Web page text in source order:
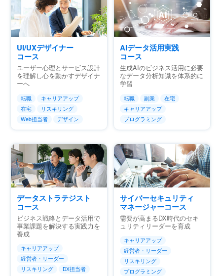
UI/UXデザイナー
コース
ユーザー心理とサービス設計
を理解し心を動かすデザイナ
ーへ
転職
キャリアアップ
在宅
リスキリング
Web担当者
デザイン
AIデータ活用実践
コース
生成AIのビジネス活用に必要
なデータ分析知識を体系的に
学習
転職 副業
在宅
キャリアアップ
プログラミング
データストラテジスト
コース
ビジネス戦略とデータ活用で
事業課題を解決する実践力を
養成
キャリアアップ
経営者・リーダー
リスキリング
DX担当者
サイバーセキュリティ
マネージャーコース
需要が高まるDX時代のセキ
ュリティリーダーを育成
キャリアアップ
経営者・リーダー
リスキリング
プログラミング